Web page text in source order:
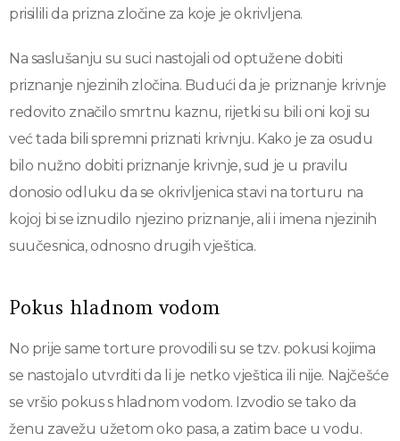
prisilili da prizna zločine za koje je okrivljena.
Na saslušanju su suci nastojali od optužene dobiti
priznanje njezinih zločina. Budući da je priznanje krivnje
redovito značilo smrtnu kaznu, rijetki su bili oni koji su
već tada bili spremni priznati krivnju. Kako je za osudu
bilo nužno dobiti priznanje krivnje, sud je u pravilu
donosio odluku da se okrivljenica stavi na torturu na
kojoj bi se iznudilo njezino priznanje, ali i imena njezinih
suučesnica, odnosno drugih vještica.
Pokus hladnom vodom
No prije same torture provodili su se tzv. pokusi kojima
se nastojalo utvrditi da li je netko vještica ili nije. Najčešće
se vršio pokus s hladnom vodom. Izvodio se tako da
ženu zavežu užetom oko pasa, a zatim bace u vodu.